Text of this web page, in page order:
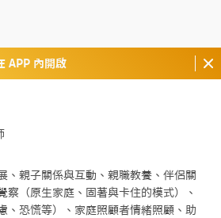
APP 內開啟
、親子關係與互動、親職教養、伴侶關
察（原生家庭、固著與卡住的模式）、
、恐慌等）、家庭照顧者情緒照顧、助